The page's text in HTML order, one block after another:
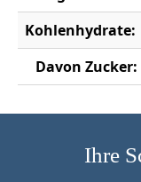
Kohlenhydrate:
Davon Zucker:
Ihre